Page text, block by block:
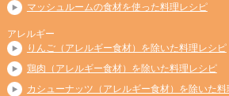
マッシュルームの食材を使った料理レシピ
アレルギー
りんご（アレルギー食材）を除いた料理レシピ
鶏肉（アレルギー食材）を除いた料理レシピ
カシューナッツ（アレルギー食材）を除いた